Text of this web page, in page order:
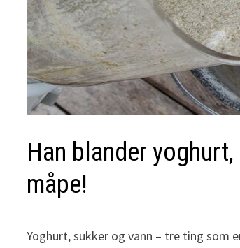
Han blander
måpe!
Yoghurt, sukker og vann – tre ting som